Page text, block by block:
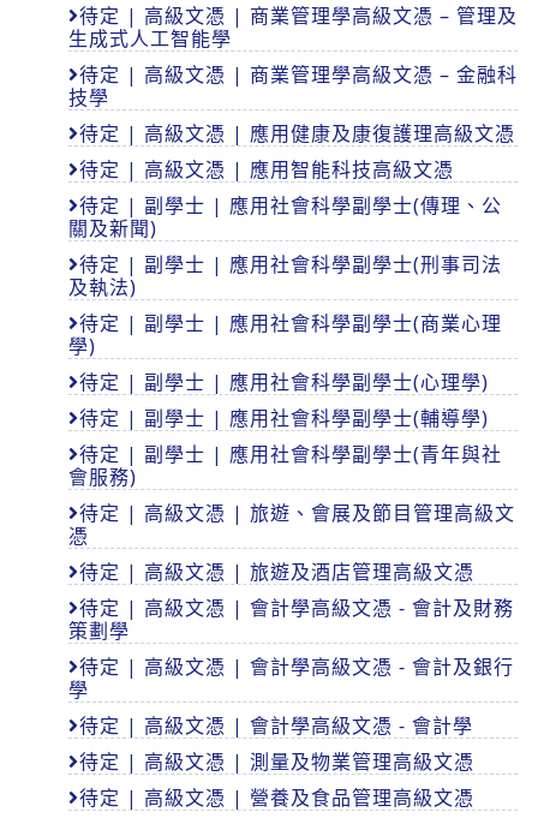
待定 | 高級文憑 | 商業管理學高級文憑 – 管理及
生成式人工智能學
待定 | 高級文憑 | 商業管理學高級文憑 – 金融科
技學
待定 | 高級文憑 | 應用健康及康復護理高級文憑
待定 | 高級文憑 | 應用智能科技高級文憑
待定 | 副學士 | 應用社會科學副學士(傳理、公
關及新聞)
待定 | 副學士 | 應用社會科學副學士(刑事司法
及執法)
待定 | 副學士 | 應用社會科學副學士(商業心理
學)
待定 | 副學士 | 應用社會科學副學士(心理學)
待定 | 副學士 | 應用社會科學副學士(輔導學)
待定 | 副學士 | 應用社會科學副學士(青年與社
會服務)
待定 | 高級文憑 | 旅遊、會展及節目管理高級文
憑
待定 | 高級文憑 | 旅遊及酒店管理高級文憑
待定 | 高級文憑 | 會計學高級文憑 - 會計及財務
策劃學
待定 | 高級文憑 | 會計學高級文憑 - 會計及銀行
學
待定 | 高級文憑 | 會計學高級文憑 - 會計學
待定 | 高級文憑 | 測量及物業管理高級文憑
待定 | 高級文憑 | 營養及食品管理高級文憑